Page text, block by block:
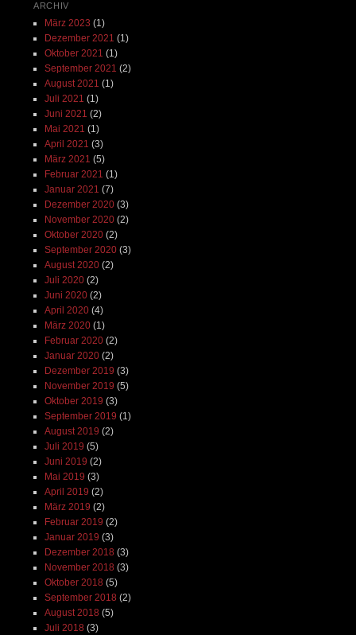
ARCHIV
März 2023 (1)
Dezember 2021 (1)
Oktober 2021 (1)
September 2021 (2)
August 2021 (1)
Juli 2021 (1)
Juni 2021 (2)
Mai 2021 (1)
April 2021 (3)
März 2021 (5)
Februar 2021 (1)
Januar 2021 (7)
Dezember 2020(3)
November 2020(2)
Oktober 2020(2)
September 2020(3)
August 2020(2)
Juli 2020(2)
Juni 2020(2)
April 2020(4)
März 2020(1)
Februar 2020(2)
Januar 2020(2)
Dezember 2019 (3)
November 2019 (5)
Oktober 2019 (3)
September 2019 (1)
August 2019 (2)
Juli 2019 (5)
Juni 2019 (2)
Mai 2019 (3)
April 2019 (2)
März 2019 (2)
Februar 2019 (2)
Januar 2019 (3)
Dezember 2018 (3)
November 2018 (3)
Oktober 2018 (5)
September 2018 (2)
August 2018 (5)
Juli 2018 (3)